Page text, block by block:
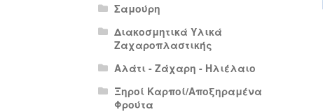
Σαμούρη
Διακοσμητικά Υλικά
Ζαχαροπλαστικής
Αλάτι - Ζάχαρη - Ηλιέλαιο
Ξηροί Καρποί/Αποξηραμένα
Φρούτα